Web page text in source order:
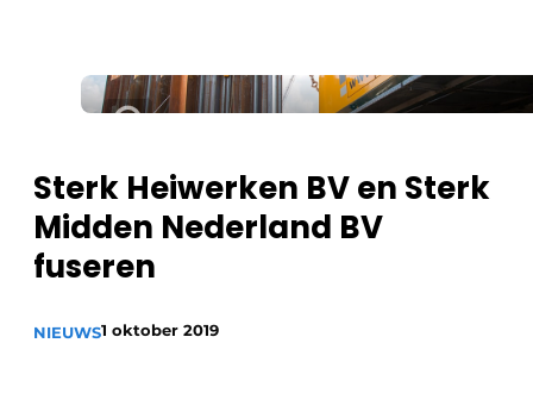
De Pen
Sterk Heiwerken BV en Sterk
Midden Nederland BV
fuseren
NIEUWS1 oktober 2019